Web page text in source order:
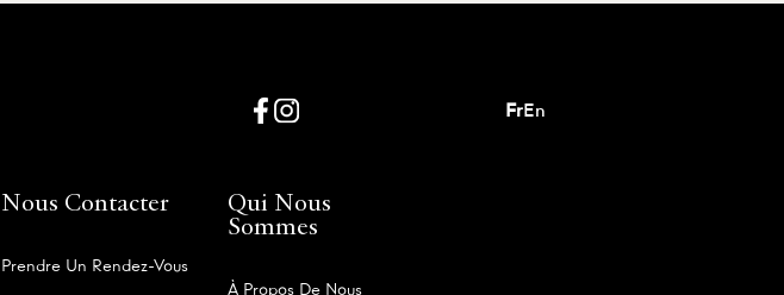
En
Fr
Nous Contacter
Prendre Un Rendez-Vous
Qui Nous
Sommes
À Propos De Nous